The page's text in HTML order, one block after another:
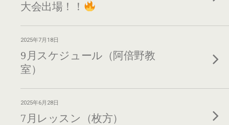
大会出場！！
2025年7月18日
9月スケジュール（阿倍野教
室）
2025年6月28日
7月レッスン（枚方）